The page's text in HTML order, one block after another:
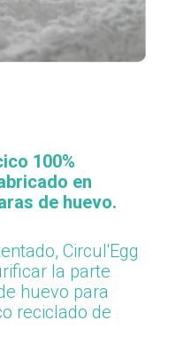
100%
en
de huevo.
Circul'Egg
la parte
huevo para
reciclado de